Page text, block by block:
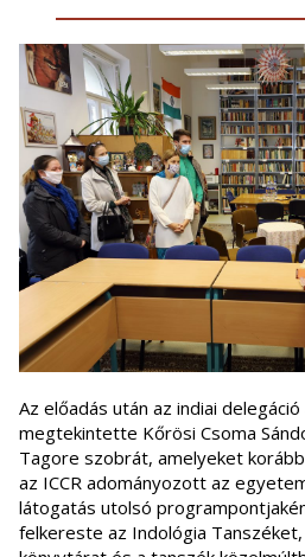
Az előadás után az indiai
megtekintette Kőrösi Csoma
Tagore szobrát, amelyeket
az ICCR adományozott az
látogatás utolsó
felkereste az Indológia